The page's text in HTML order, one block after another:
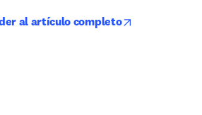
al artículo completo